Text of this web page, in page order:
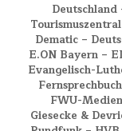
Deutschland
Dematic –
E.ON Bayern –
Evangelisch-
FWU-
Giesecke &